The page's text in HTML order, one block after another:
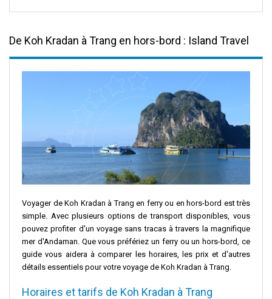
De Koh Kradan à Trang en hors-bord : Island Travel
Voyager de Koh Kradan à Trang en ferry ou en hors-bord est très
simple. Avec plusieurs options de transport disponibles, vous
pouvez profiter d'un voyage sans tracas à travers la magnifique
mer d'Andaman. Que vous préfériez un ferry ou un hors-bord, ce
guide vous aidera à comparer les horaires, les prix et d'autres
détails essentiels pour votre voyage de Koh Kradan à Trang.
Horaires et tarifs de Koh Kradan à Trang